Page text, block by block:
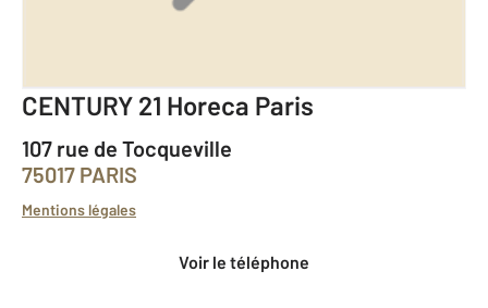
CENTURY 21 Horeca Paris
107 rue de Tocqueville
75017 PARIS
Mentions légales
Voir le téléphone